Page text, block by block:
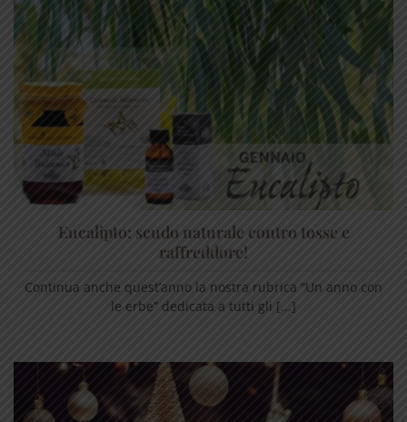
Eucalipto: scudo naturale contro tosse e
raffreddore!
Continua anche quest’anno la nostra rubrica “Un anno con
le erbe” dedicata a tutti gli [...]